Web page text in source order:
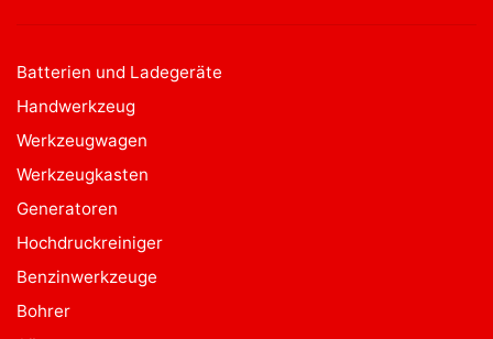
Batterien und Ladegeräte
Handwerkzeug
Werkzeugwagen
Werkzeugkasten
Generatoren
Hochdruckreiniger
Benzinwerkzeuge
Bohrer